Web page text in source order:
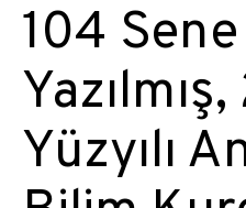
104
Yüzyılı